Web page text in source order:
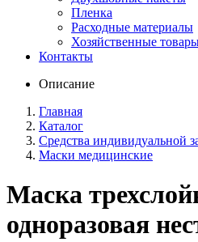
Пленка
Расходные материалы
Хозяйственные
Контакты
Описание
Главная
Каталог
Средства индивидуальной
Маски медицинские
Маска
одноразовая